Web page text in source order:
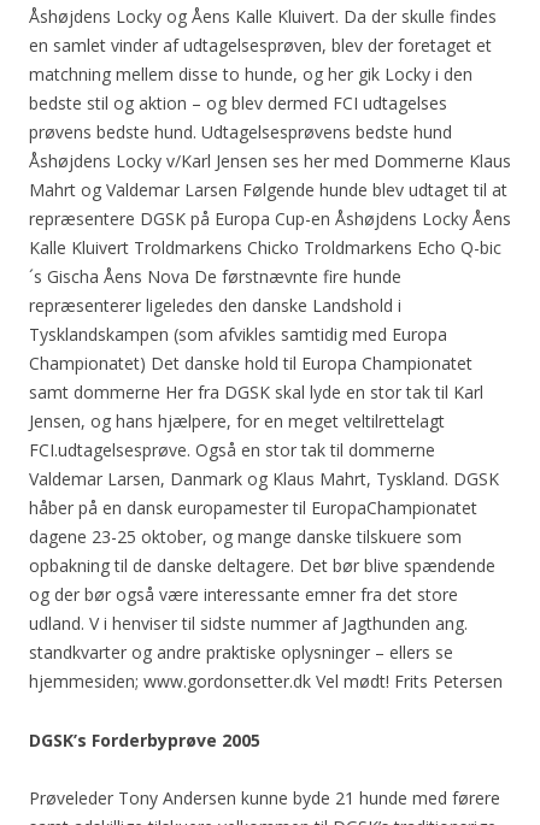
Åshøjdens Locky og Åens Kalle Kluivert. Da der skulle findes
en samlet vinder af udtagelsesprøven, blev der foretaget et
matchning mellem disse to hunde, og her gik Locky i den
bedste stil og aktion – og blev dermed FCI udtagelses
prøvens bedste hund. Udtagelsesprøvens bedste hund
Åshøjdens Locky v/Karl Jensen ses her med Dommerne Klaus
Mahrt og Valdemar Larsen Følgende hunde blev udtaget til at
repræsentere DGSK på Europa Cup-en Åshøjdens Locky Åens
Kalle Kluivert Troldmarkens Chicko Troldmarkens Echo Q-bic
´s Gischa Åens Nova De førstnævnte fire hunde
repræsenterer ligeledes den danske Landshold i
Tysklandskampen (som afvikles samtidig med Europa
Championatet) Det danske hold til Europa Championatet
samt dommerne Her fra DGSK skal lyde en stor tak til Karl
Jensen, og hans hjælpere, for en meget veltilrettelagt
FCI.udtagelsesprøve. Også en stor tak til dommerne
Valdemar Larsen, Danmark og Klaus Mahrt, Tyskland. DGSK
håber på en dansk europamester til EuropaChampionatet
dagene 23-25 oktober, og mange danske tilskuere som
opbakning til de danske deltagere. Det bør blive spændende
og der bør også være interessante emner fra det store
udland. V i henviser til sidste nummer af Jagthunden ang.
standkvarter og andre praktiske oplysninger – ellers se
hjemmesiden; www.gordonsetter.dk Vel mødt! Frits Petersen
DGSK’s Forderbyprøve 2005
Prøveleder Tony Andersen kunne byde 21 hunde med førere